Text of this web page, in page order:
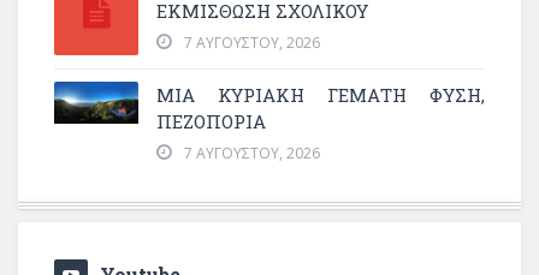
ΕΚΜΊΣΘΩΣΗ ΣΧΟΛΙΚΟΎ
7 ΑΥΓΟΎΣΤΟΥ, 2026
ΜΙΑ ΚΥΡΙΑΚΉ ΓΕΜΆΤΗ ΦΎΣΗ,
ΠΕΖΟΠΟΡΊΑ
7 ΑΥΓΟΎΣΤΟΥ, 2026